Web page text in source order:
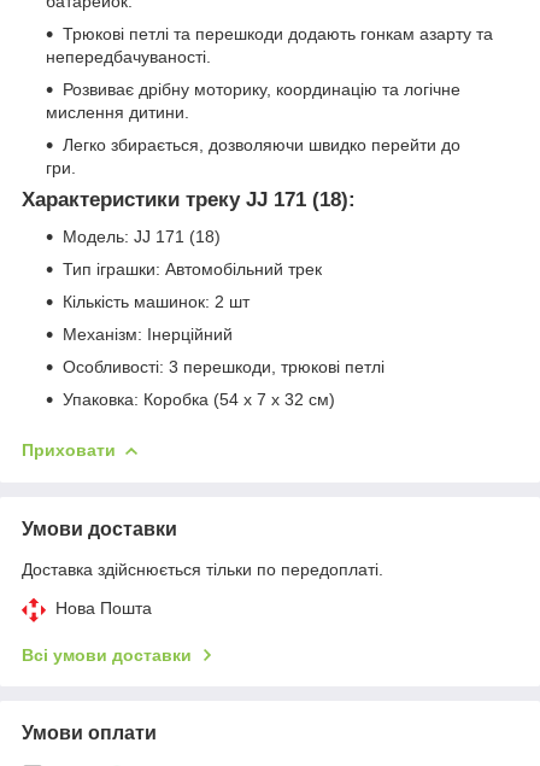
Трюкові петлі та перешкоди додають гонкам азарту та
непередбачуваності.
Розвиває дрібну моторику, координацію та логічне
мислення дитини.
Легко збирається, дозволяючи швидко перейти до
гри.
Характеристики треку JJ 171 (18):
Модель: JJ 171 (18)
Тип іграшки: Автомобільний трек
Кількість машинок: 2 шт
Механізм: Інерційний
Особливості: 3 перешкоди, трюкові петлі
Упаковка: Коробка (54 x 7 x 32 см)
Приховати
Умови доставки
Доставка здійснюється тільки по передоплаті.
Нова Пошта
Всі умови доставки
Умови оплати